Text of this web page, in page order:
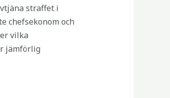
straffet i
chefsekonom och
vilka
jämförlig